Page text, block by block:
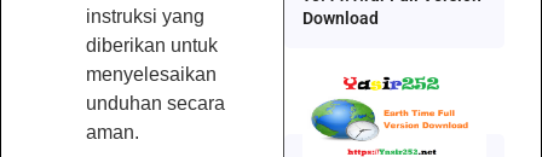
instruksi yang
diberikan untuk
menyelesaikan
unduhan secara
aman.
Download